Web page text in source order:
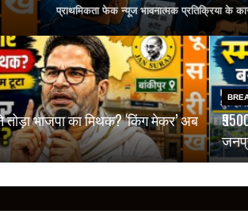
प्राथमिकता फेक न्यूज भावनात्मक प्रतिक्रिया के
तोड़ा भाजपा का मिथक? ‘किंग मेकर’ अब